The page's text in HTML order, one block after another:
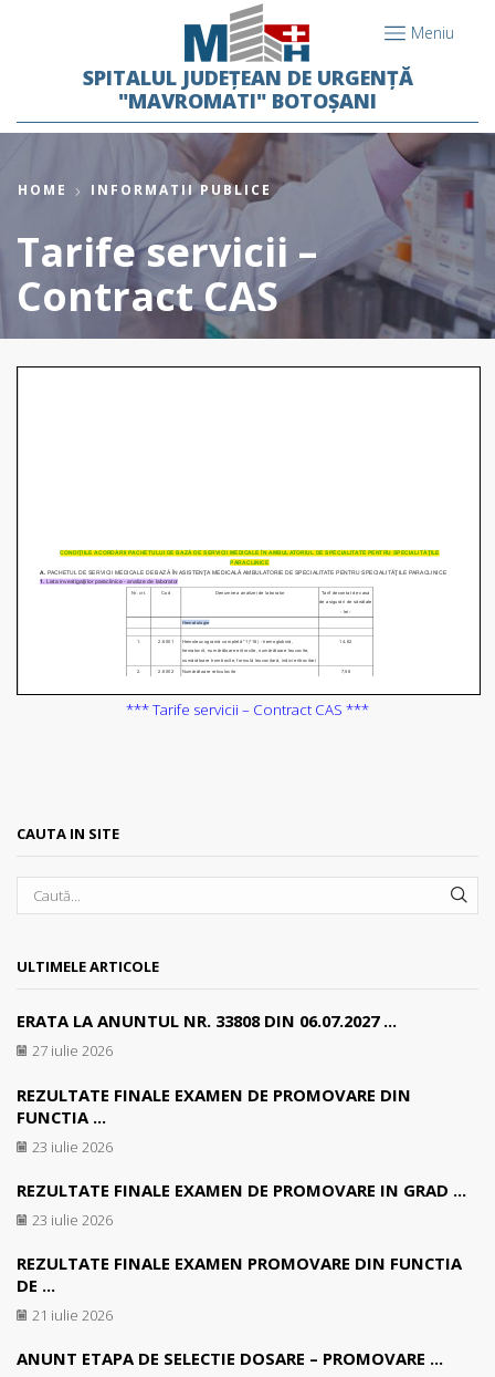
Meniu
SPITALUL JUDEȚEAN DE URGENȚĂ
"MAVROMATI" BOTOȘANI
HOME INFORMATII PUBLICE
Tarife servicii –
Contract CAS
*** Tarife servicii – Contract CAS ***
CAUTA IN SITE
ULTIMELE ARTICOLE
ERATA LA ANUNTUL NR. 33808 DIN 06.07.2027 ...
27 iulie 2026
REZULTATE FINALE EXAMEN DE PROMOVARE DIN
FUNCTIA ...
23 iulie 2026
REZULTATE FINALE EXAMEN DE PROMOVARE IN GRAD ...
23 iulie 2026
REZULTATE FINALE EXAMEN PROMOVARE DIN FUNCTIA
DE ...
21 iulie 2026
ANUNT ETAPA DE SELECTIE DOSARE – PROMOVARE ...